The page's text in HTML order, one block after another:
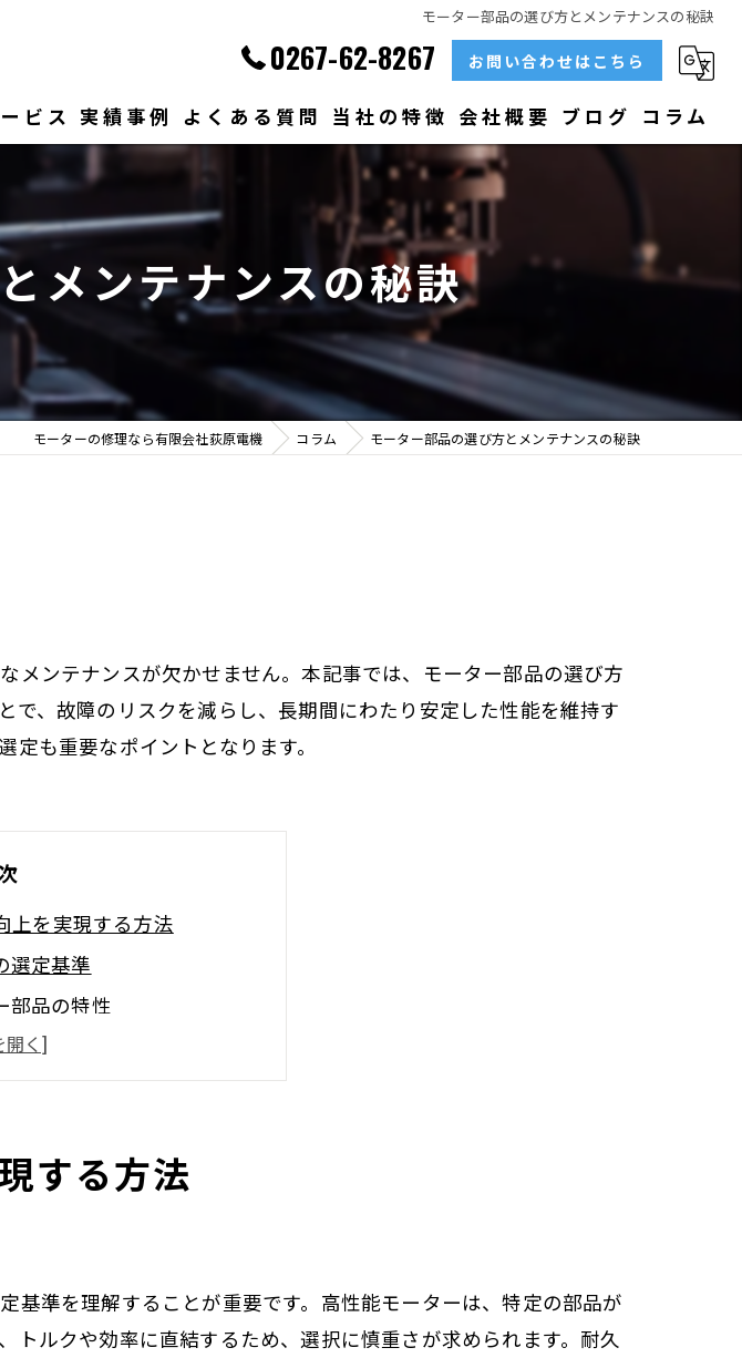
モーター部品の選び方とメンテナンスの秘訣
0267-62-8267 お問い合わせはこちら
ビス 実績事例 よくある質問 当社の特徴
ベアリング
大型
メンテナンス
販売
会社概要 ブログ コラム
メンテナンスの秘訣
モーターの修理なら有限会社荻原電機 コラム モーター部品の選び方とメンテナンスの秘訣
メンテナンスが欠かせません。本記事では、モーター部品の選び方
、故障のリスクを減らし、長期間にわたり安定した性能を維持す
も重要なポイントとなります。
上を実現する方法
選定基準
部品の特性
た部品選びのポイント
ーター部品選択の方法
モーター部品選び
ーター部品選び
ーター部品の選択
する方法
準を理解することが重要です。高性能モーターは、特定の部品が
ルクや効率に直結するため、選択に慎重さが求められます。耐久